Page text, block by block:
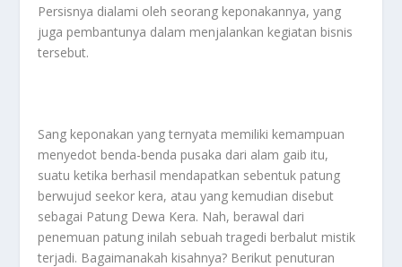
Persisnya dialami oleh seorang keponakannya, yang
juga pembantunya dalam menjalankan kegiatan bisnis
tersebut.
Sang keponakan yang ternyata memiliki kemampuan
menyedot benda-benda pusaka dari alam gaib itu,
suatu ketika berhasil mendapatkan sebentuk patung
berwujud seekor kera, atau yang kemudian disebut
sebagai Patung Dewa Kera. Nah, berawal dari
penemuan patung inilah sebuah tragedi berbalut mistik
terjadi. Bagaimanakah kisahnya? Berikut penuturan